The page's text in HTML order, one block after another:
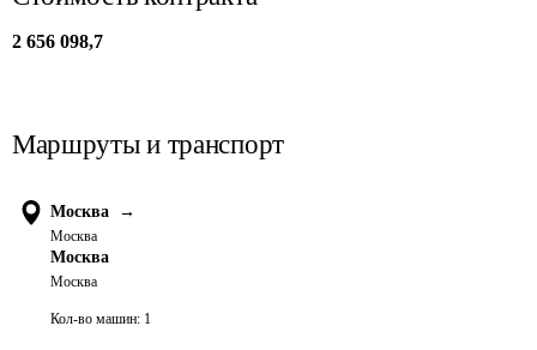
2 656 098,7
Маршруты и транспорт
Москва →
Москва
Москва
Москва
Кол-во машин: 1